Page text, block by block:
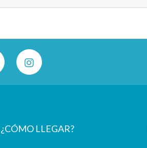
¿CÓMO LLEGAR?